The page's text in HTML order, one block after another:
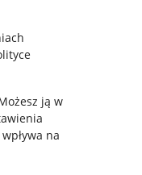
ją w
na